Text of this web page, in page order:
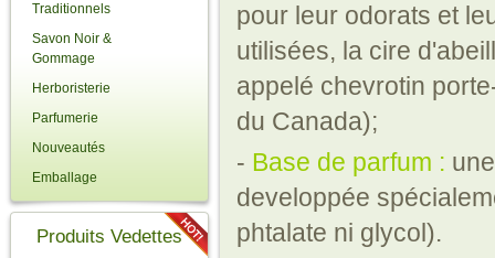
Traditionnels
Savon Noir &
Gommage
Herboristerie
Parfumerie
Nouveautés
Emballage
Produits Vedettes
pour leur odorats et
utilisées, la cire
appelé chevrotin
du Canada);
- Base de parfum :
developpée
phtalate ni glycol).